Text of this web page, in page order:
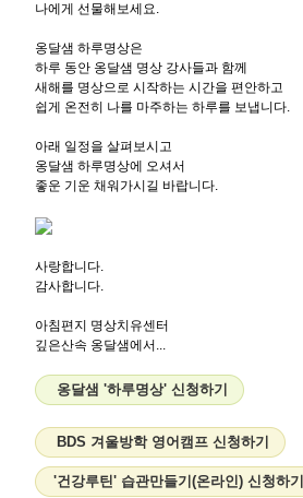
나에게 선물해보세요.
옹달샘 하루명상은
하루 동안 옹달샘 명상 강사들과 함께
새해를 명상으로 시작하는 시간을 편안하고
쉽게 온전히 나를 마주하는 하루를 보냅니다.
아래 일정을 살펴보시고
옹달샘 하루명상에 오셔서
좋운 기운 채워가시길 바랍니다.
사랑합니다.
감사합니다.
아침편지 명상치유센터
깊은산속 옹달샘에서...
옹달샘 '하루명상' 신청하기
BDS 겨울방학 영어캠프 신청하기
'건강루틴' 습관만들기(온라인) 신청하기